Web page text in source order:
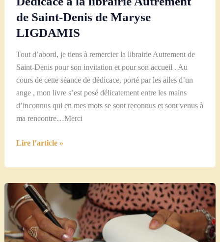
de Saint-Denis de Maryse
LIGDAMIS
Tout d’abord, je tiens à remercier la librairie Autrement de
Saint-Denis pour son invitation et pour son accueil . Au
cours de cette séance de dédicace, porté par les ailes d’un
ange , mon livre s’est posé délicatement entre les mains
d’inconnus qui en mes mots se sont reconnus et sont venus à
ma rencontre…Merci
Dédicace
la
Autrement
de
Saint-
Denis
Lire l’article »